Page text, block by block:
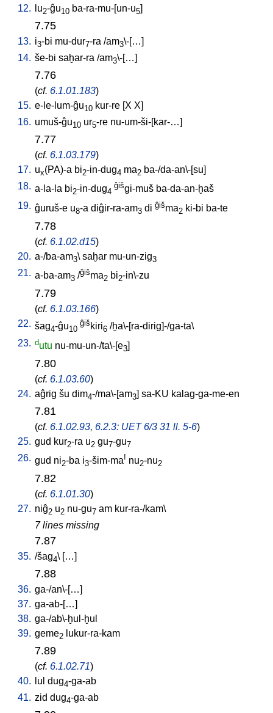
12.
lu2-ĝu10 ba-ra-mu-[un-u5]
7.75
13. i3-bi mu-dur7-ra /am3\-[…]
14. še-bi saḫar-ra /am3\-[…]
7.76
(cf. 6.1.01.183)
15. e-le-lum-ĝu10 kur-re [X X]
16. umuš-ĝu10 ur5-re nu-um-ši-[kar-…]
7.77
(cf. 6.1.03.179)
17. ux(PA)-a bi2-in-dug4 ma2 ba-/da-an\-[su]
18. a-la-la bi2-in-dug4
ĝišgi-muš ba-da-an-ḫaš
19. ĝuruš-e u8-a diĝir-ra-am3 di ĝišma2 ki-bi ba-te
7.78
(cf. 6.1.02.d15)
20. a-/ba-am3\ saḫar mu-un-zig3
21. a-ba-am3 /ĝišma2 bi2-in\-zu
7.79
(cf. 6.1.03.166)
22. šag4-ĝu10
ĝiš kiri6 /ḫa\-[ra-dirig]-/ga-ta\
23. dutu nu-mu-un-/ta\-[e3]
7.80
(cf. 6.1.03.60)
24. aĝrig šu dim4-/ma\-[am3] sa-KU kalag-ga-me-en
7.81
(cf. 6.1.02.93, 6.2.3: UET 6/3 31 ll. 5-6)
25. gud kur2-ra u2 gu7-gu7
26. gud ni2-ba i3-šim-ma! nu2-nu2
7.82
(cf. 6.1.01.30)
27. niĝ2 u2 nu-gu7 am kur-ra-/kam\
7 lines missing
7.87
35. /šag4\ […]
7.88
36. ga-/an\-[…]
37. ga-ab-[…]
38. ga-/ab\-ḫul-ḫul
39. geme2 lukur-ra-kam
7.89
(cf. 6.1.02.71)
40.
lul dug4-ga-ab
41. zid dug4-ga-ab